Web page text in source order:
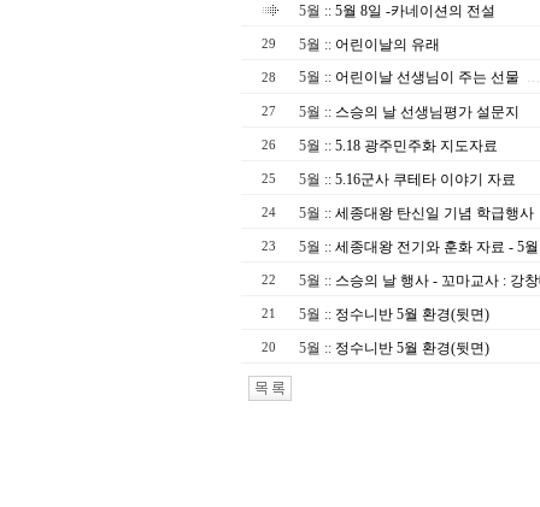
5월 :: 5월 8일 -카네이션의 전설
29 5월 :: 어린이날의 유래
28 5월 :: 어린이날 선생님이 주는 선물
27 5월 :: 스승의 날 선생님평가 설문지
26 5월 :: 5.18 광주민주화 지도자료
25 5월 :: 5.16군사 쿠테타 이야기 자료
24 5월 :: 세종대왕 탄신일 기념 학급행사
23 5월 :: 세종대왕 전기와 훈화 자료 - 5
22 5월 :: 스승의 날 행사 - 꼬마교사 : 강
21 5월 :: 정수니반 5월 환경(뒷면)
20 5월 :: 정수니반 5월 환경(뒷면)